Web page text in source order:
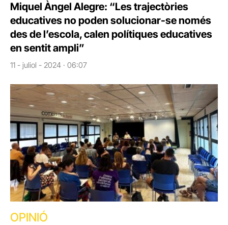
Miquel Àngel Alegre: “Les trajectòries
educatives no poden solucionar-se només
des de l’escola, calen polítiques educatives
en sentit ampli”
11 - juliol - 2024 · 06:07
OPINIÓ